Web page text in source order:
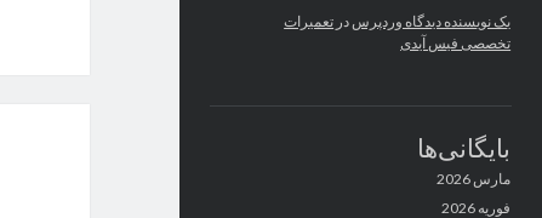
یک نویسنده دیدگاه وردپرس در تعمیرات
تخصصی فیس آیدی
بایگانی‌ها
مارس 2026
فوریه 2026